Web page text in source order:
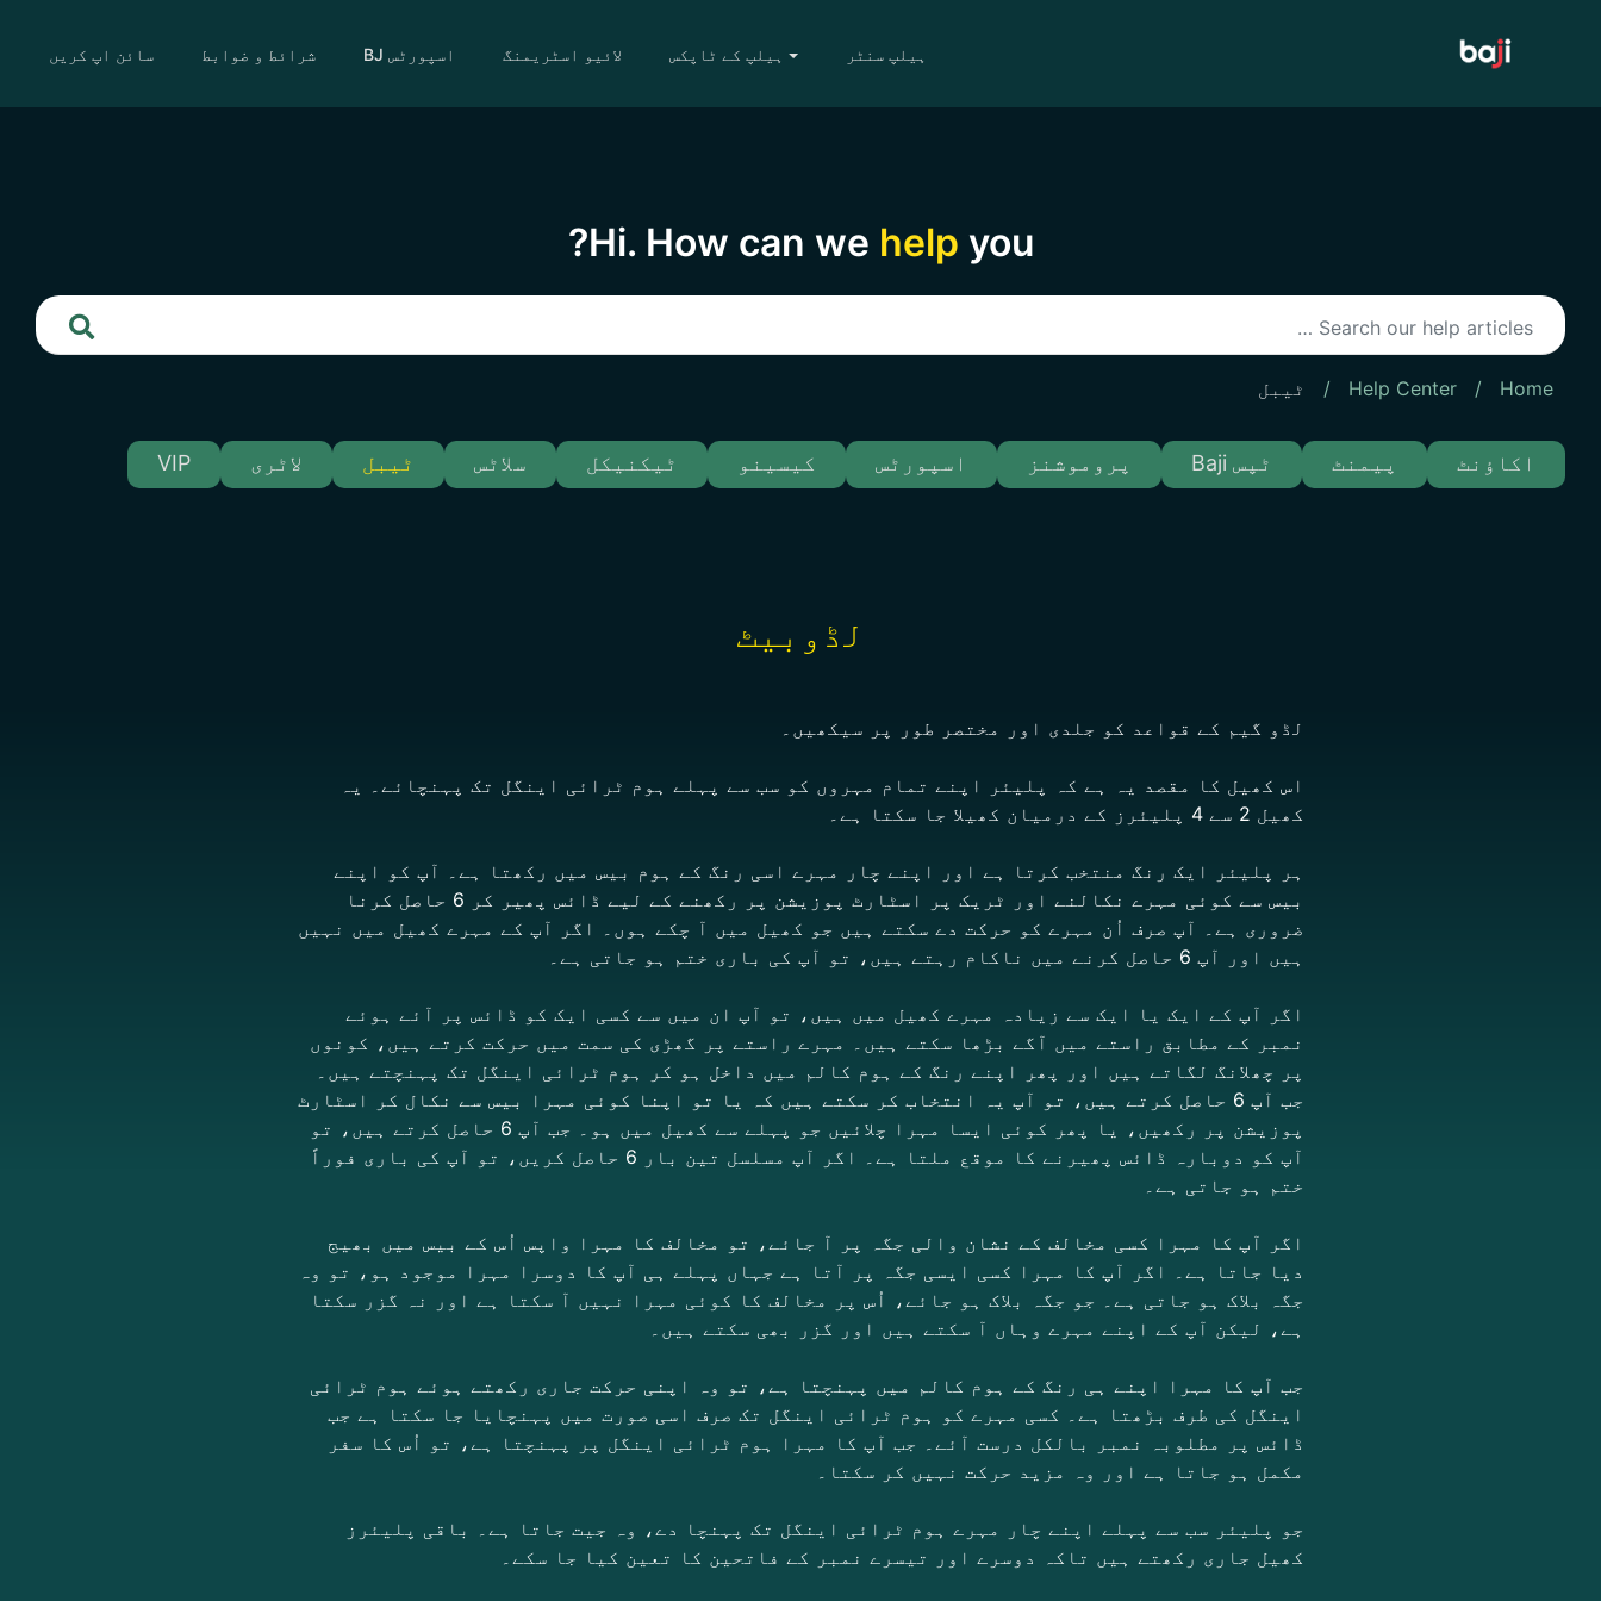
ہیلپ سنٹر ہیلپ کے ٹاپکس لائیو اسٹریمنگ اسپورٹس BJ شرائط و ضوابط سائن اپ کریں
Hi. How can we help you?
Home
/
Help Center
/ ٹیبل
اکاؤنٹ پیمنٹ ٹپس Baji پروموشنز اسپورٹس کیسینو ٹیکنیکل سلاٹس ٹیبل لاٹری VIP
لڈوبیٹ
لڈو گیم کے قواعد کو جلدی اور مختصر طور پر سیکھیں۔
اس کھیل کا مقصد یہ ہے کہ پلیئر اپنے تمام مہروں کو سب سے پہلے ہوم ٹرائی اینگل تک پہنچائے۔ یہ
کھیل 2 سے 4 پلیئرز کے درمیان کھیلا جا سکتا ہے۔
ہر پلیئر ایک رنگ منتخب کرتا ہے اور اپنے چار مہرے اسی رنگ کے ہوم بیس میں رکھتا ہے۔ آپ کو اپنے
بیس سے کوئی مہرے نکالنے اور ٹریک پر اسٹارٹ پوزیشن پر رکھنے کے لیے ڈائس پھیر کر 6 حاصل کرنا
ضروری ہے۔ آپ صرف اُن مہرے کو حرکت دے سکتے ہیں جو کھیل میں آ چکے ہوں۔ اگر آپ کے مہرے کھیل میں نہیں
ہیں اور آپ 6 حاصل کرنے میں ناکام رہتے ہیں، تو آپ کی باری ختم ہو جاتی ہے۔
اگر آپ کے ایک یا ایک سے زیادہ مہرے کھیل میں ہیں، تو آپ ان میں سے کسی ایک کو ڈائس پر آئے ہوئے
نمبر کے مطابق راستے میں آگے بڑھا سکتے ہیں۔ مہرے راستے پر گھڑی کی سمت میں حرکت کرتے ہیں، کونوں
پر چھلانگ لگاتے ہیں اور پھر اپنے رنگ کے ہوم کالم میں داخل ہو کر ہوم ٹرائی اینگل تک پہنچتے ہیں۔
جب آپ 6 حاصل کرتے ہیں، تو آپ یہ انتخاب کر سکتے ہیں کہ یا تو اپنا کوئی مہرا بیس سے نکال کر اسٹارٹ
پوزیشن پر رکھیں، یا پھر کوئی ایسا مہرا چلائیں جو پہلے سے کھیل میں ہو۔ جب آپ 6 حاصل کرتے ہیں، تو
آپ کو دوبارہ ڈائس پھیرنے کا موقع ملتا ہے۔ اگر آپ مسلسل تین بار 6 حاصل کریں، تو آپ کی باری فوراً
ختم ہو جاتی ہے۔
اگر آپ کا مہرا کسی مخالف کے نشان والی جگہ پر آ جائے، تو مخالف کا مہرا واپس اُس کے بیس میں بھیج
دیا جاتا ہے۔ اگر آپ کا مہرا کسی ایسی جگہ پر آتا ہے جہاں پہلے ہی آپ کا دوسرا مہرا موجود ہو، تو وہ
جگہ بلاک ہو جاتی ہے۔ جو جگہ بلاک ہو جائے، اُس پر مخالف کا کوئی مہرا نہیں آ سکتا ہے اور نہ گزر سکتا
ہے، لیکن آپ کے اپنے مہرے وہاں آ سکتے ہیں اور گزر بھی سکتے ہیں۔
جب آپ کا مہرا اپنے ہی رنگ کے ہوم کالم میں پہنچتا ہے، تو وہ اپنی حرکت جاری رکھتے ہوئے ہوم ٹرائی
اینگل کی طرف بڑھتا ہے۔ کسی مہرے کو ہوم ٹرائی اینگل تک صرف اسی صورت میں پہنچایا جا سکتا ہے جب
ڈائس پر مطلوبہ نمبر بالکل درست آئے۔ جب آپ کا مہرا ہوم ٹرائی اینگل پر پہنچتا ہے، تو اُس کا سفر
مکمل ہو جاتا ہے اور وہ مزید حرکت نہیں کر سکتا۔
جو پلیئر سب سے پہلے اپنے چار مہرے ہوم ٹرائی اینگل تک پہنچا دے، وہ جیت جاتا ہے۔ باقی پلیئرز
کھیل جاری رکھتے ہیں تاکہ دوسرے اور تیسرے نمبر کے فاتحین کا تعین کیا جا سکے۔